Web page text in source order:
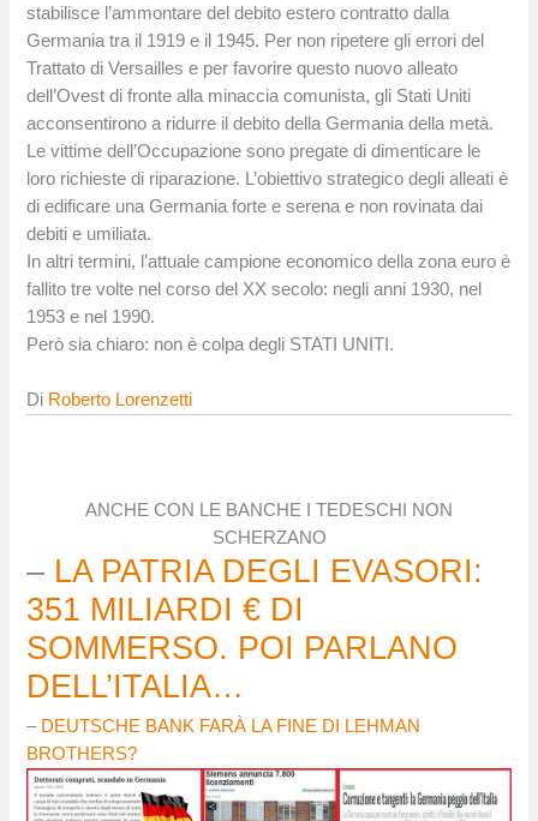
stabilisce l’ammontare del debito estero contratto dalla
Germania tra il 1919 e il 1945. Per non ripetere gli errori del
Trattato di Versailles e per favorire questo nuovo alleato
dell’Ovest di fronte alla minaccia comunista, gli Stati Uniti
acconsentirono a ridurre il debito della Germania della metà.
Le vittime dell’Occupazione sono pregate di dimenticare le
loro richieste di riparazione. L’obiettivo strategico degli alleati è
di edificare una Germania forte e serena e non rovinata dai
debiti e umiliata.
In altri termini, l’attuale campione economico della zona euro è
fallito tre volte nel corso del XX secolo: negli anni 1930, nel
1953 e nel 1990.
Però sia chiaro: non è colpa degli STATI UNITI.
Di Roberto Lorenzetti
ANCHE CON LE BANCHE I TEDESCHI NON
SCHERZANO
– LA PATRIA DEGLI EVASORI:
351 MILIARDI € DI
SOMMERSO. POI PARLANO
DELL’ITALIA…
– DEUTSCHE BANK FARÀ LA FINE DI LEHMAN
BROTHERS?